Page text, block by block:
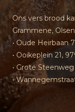
Ons vers brood
Grammene,
• Oude Heirbaan
• Ooikeplein 21,
• Grote
•